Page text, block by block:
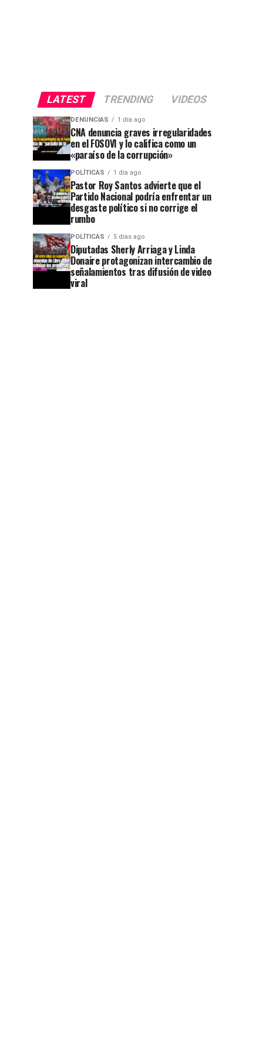
LATEST TRENDING VIDEOS
DENUNCIAS 1 día ago
CNA denuncia graves irregularidades
en el FOSOVI y lo califica como un
«paraíso de la corrupción»
POLÍTICAS 1 día ago
Pastor Roy Santos advierte que el
Partido Nacional podría enfrentar un
desgaste político si no corrige el
rumbo
POLÍTICAS 5 días ago
Diputadas Sherly Arriaga y Linda
Donaire protagonizan intercambio de
señalamientos tras difusión de video
viral